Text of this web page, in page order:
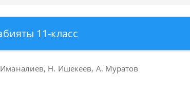
11-класс
Н. Ишекеев, А. Муратов